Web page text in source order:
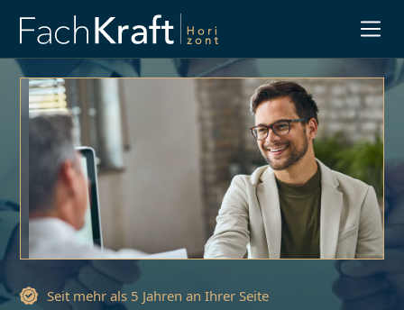
Seit mehr als 5 Jahren an Ihrer Seite
Slide 3 of 3.